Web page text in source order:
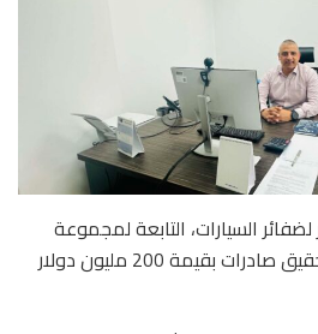
السيارات، التابعة لمجموعة
ليونى الألمانية العالمية، تحقيق صادرات بقيمة 200 مليون دولار